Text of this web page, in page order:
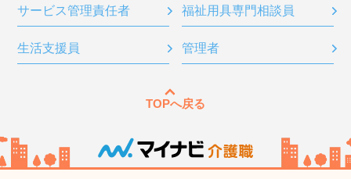
サービス管理責任者 福祉用具専門相談員
生活支援員 管理者
TOPへ戻る